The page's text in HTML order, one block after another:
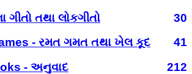
ગીતો તથા લોકગીતો
30
- રમત ગમત તથા ખેલ કૂદ
41
- અનુવાદ
212